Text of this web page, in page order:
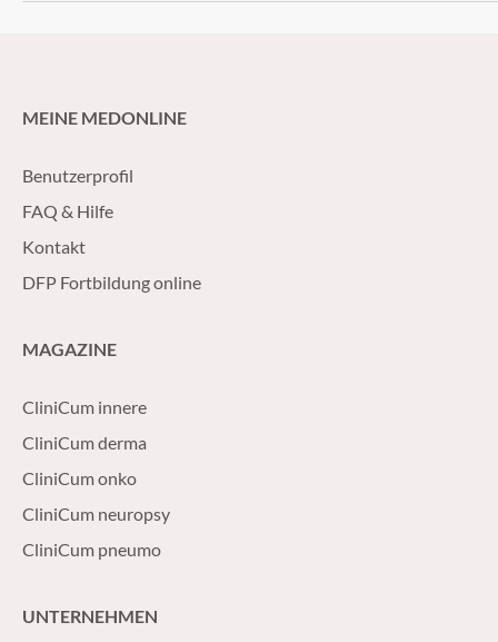
MEINE MEDONLINE
Benutzerprofil
FAQ & Hilfe
Kontakt
DFP Fortbildung online
MAGAZINE
CliniCum innere
CliniCum derma
CliniCum onko
CliniCum neuropsy
CliniCum pneumo
UNTERNEHMEN